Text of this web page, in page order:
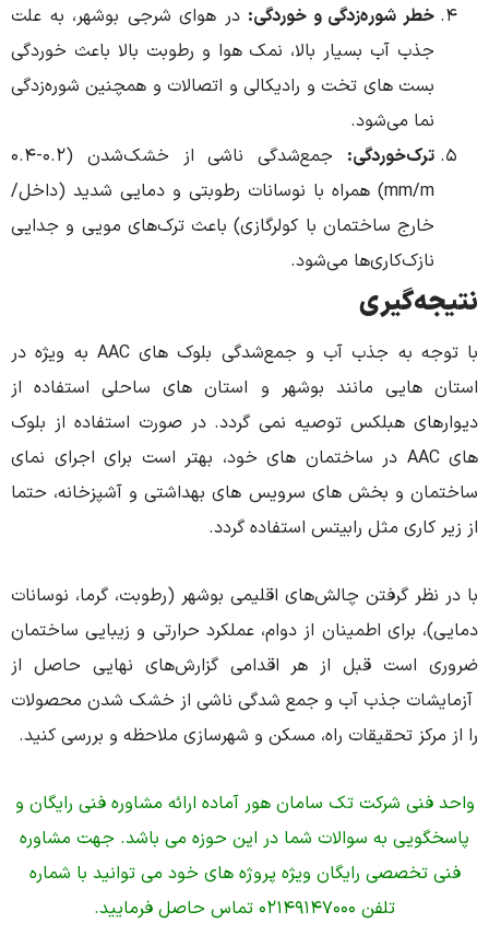
شوره‌زدگی و خوردگی:در هوای شرجی بوشهر، به علت
آب بسیار بالا، نمک هوا و رطوبت بالا باعث خوردگی
های تخت و رادیکالی و اتصالات و همچنین شوره‌زدگی
می‌شود.
جمع‌شدگی ناشی از خشک‌شدن (۰.۲-۰.۴
mm/m) همراه با نوسانات رطوبتی و دمایی شدید (داخل/
ساختمان با کولرگازی) باعث ترک‌های مویی و جدایی
می‌شود.
با توجه به جذب آب و جمع‌شدگی بلوک های AAC به ویژه در
مانند بوشهر و استان های ساحلی استفاده از
هبلکس توصیه نمی گردد. در صورت استفاده از بلوک
های AAC در ساختمان های خود، بهتر است برای اجرای نمای
و بخش های سرویس های بهداشتی و آشپزخانه، حتما
مثل رابیتس استفاده گردد.
گرفتن چالش‌های اقلیمی بوشهر (رطوبت، گرما، نوسانات
اطمینان از دوام، عملکرد حرارتی و زیبایی ساختمان
قبل از هر اقدامی گزارش‌های نهایی حاصل از
جذب آب و جمع شدگی ناشی از خشک شدن محصولات
تحقیقات راه، مسکن و شهرسازی ملاحظه و بررسی کنید.
شرکت تک سامان هور آماده ارائه مشاوره فنی رایگان و
به سوالات شما در این حوزه می باشد. جهت مشاوره
رایگان ویژه پروژه های خود می توانید با شماره